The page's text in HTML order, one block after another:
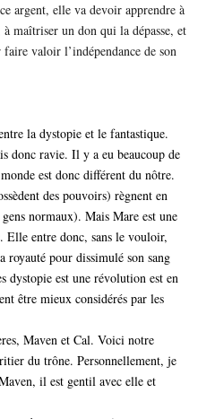
argent, elle va devoir apprendre à
maîtriser un don qui la dépasse, et
valoir l’indépendance de son
la dystopie et le fantastique.
donc ravie. Il y a eu beaucoup de
est donc différent du nôtre.
des pouvoirs) règnent en
normaux). Mais Mare est une
Elle entre donc, sans le vouloir,
royauté pour dissimulé son sang
dystopie est une révolution est en
être mieux considérés par les
Maven et Cal. Voici notre
du trône. Personnellement, je
il est gentil avec elle et